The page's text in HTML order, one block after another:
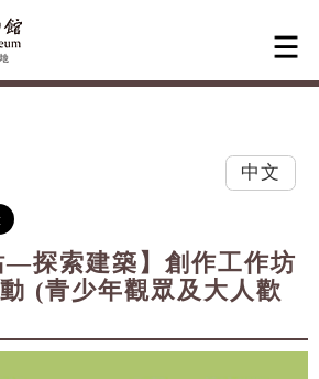
中文
—探索建築】創作工作坊
(青少年觀眾及大人歡